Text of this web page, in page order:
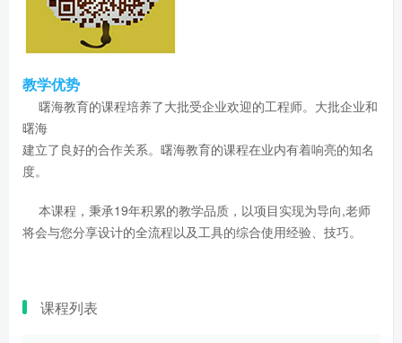
教学优势
曙海教育的课程培养了大批受企业欢迎的工程师。大批企业和
曙海
建立了良好的合作关系。曙海教育的课程在业内有着响亮的知名
度。
本课程，秉承19年积累的教学品质，以项目实现为导向,老师
将会与您分享设计的全流程以及工具的综合使用经验、技巧。
课程列表